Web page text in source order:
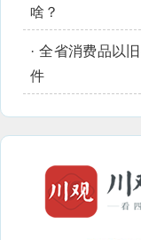
啥？
· 全省消费品以
件